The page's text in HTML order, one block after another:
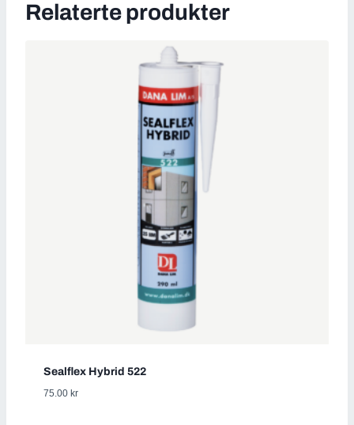
Relaterte produkter
Sealflex Hybrid 522
75.00 kr